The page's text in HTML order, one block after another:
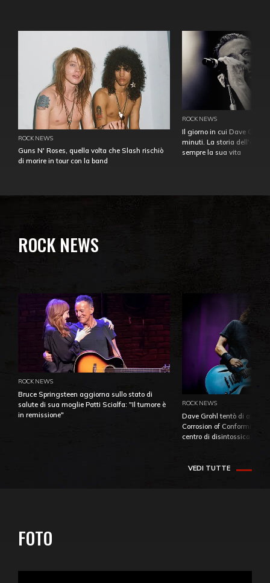
ROCK NEWS
Guns N' Roses, quella volta che Slash rischiò
di morire in tour con la band
ROCK NEWS
Il giorno in cui Dave
minuti. La storia
sempre la sua vita
ROCK NEWS
ROCK NEWS
Bruce Springsteen aggiorna sullo stato di
salute di sua moglie Patti Scialfa: "Il tumore è
in remissione"
ROCK NEWS
Dave Grohl tentò di
Corrosion of Conformity
centro di
VEDI TUTTE
FOTO